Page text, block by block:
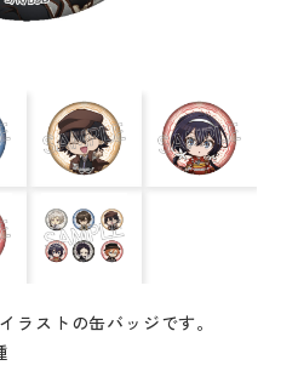
ラストの缶バッジです。